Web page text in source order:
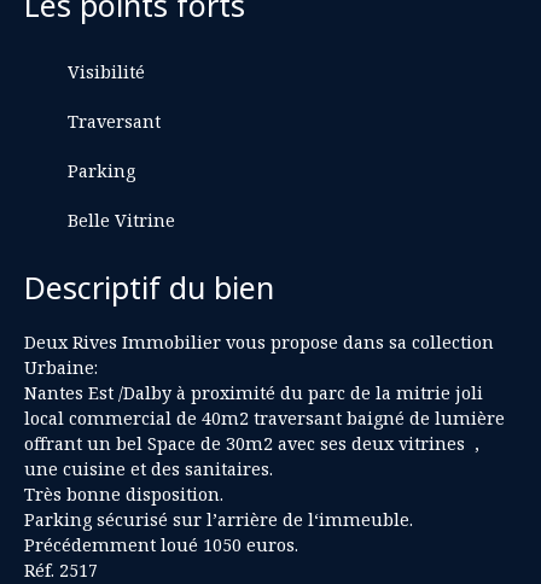
Visibilité
Traversant
Parking
Belle Vitrine
Descriptif du bien
Deux Rives Immobilier vous propose dans sa collection
Urbaine:
Nantes Est /Dalby à proximité du parc de la mitrie joli
local commercial de 40m2 traversant baigné de lumière
offrant un bel Space de 30m2 avec ses deux vitrines ,
une cuisine et des sanitaires.
Très bonne disposition.
Parking sécurisé sur l’arrière de l‘immeuble.
Précédemment loué 1050 euros.
Réf. 2517